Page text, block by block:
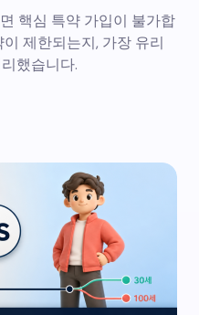
핵심 특약 가입이 불가합
제한되는지, 가장 유리
했습니다.